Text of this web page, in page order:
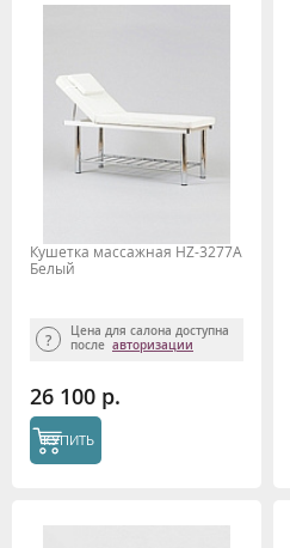
Кушетка массажная HZ-3277A
Белый
Цена для салона доступна
после авторизации
26 100 р.
КУПИТЬ